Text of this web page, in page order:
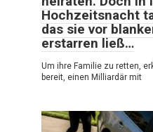
Hochzeitsnacht
das sie vor
erstarren ließ…
Um ihre Familie zu retten,
bereit, einen Milliardär mit